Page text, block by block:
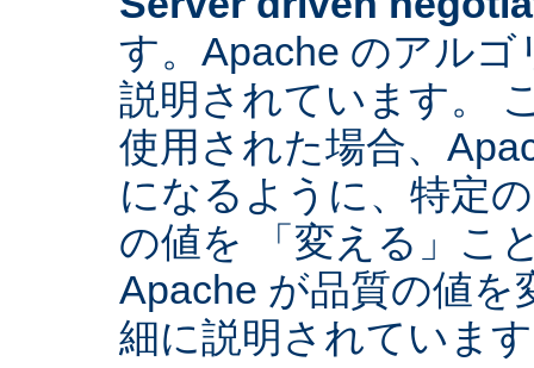
す。Apache のアル
説明されています。
使用された場合、
になるように、特定
の値を 「変える」こ
Apache が品質の値を
細に説明されていま